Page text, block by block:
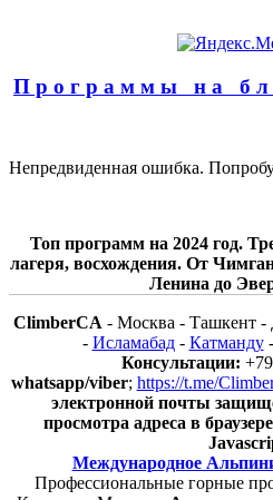
Программы на
Непредвиденная ошибка.
Топ программ на 2024 год.
лагеря, восхождения. От
Ленина до
ClimberCA - Москва - Ташкент -
- Исламабад- Катманду-
Консультации:
whatsapp/viber; https://t.me/
электронной почты
просмотра адреса в
Международное
Профессиональные горные